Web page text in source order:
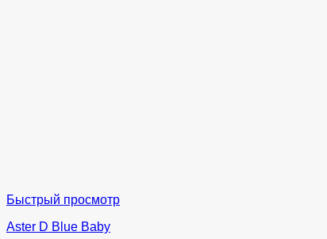
Быстрый просмотр
Aster D Blue Baby